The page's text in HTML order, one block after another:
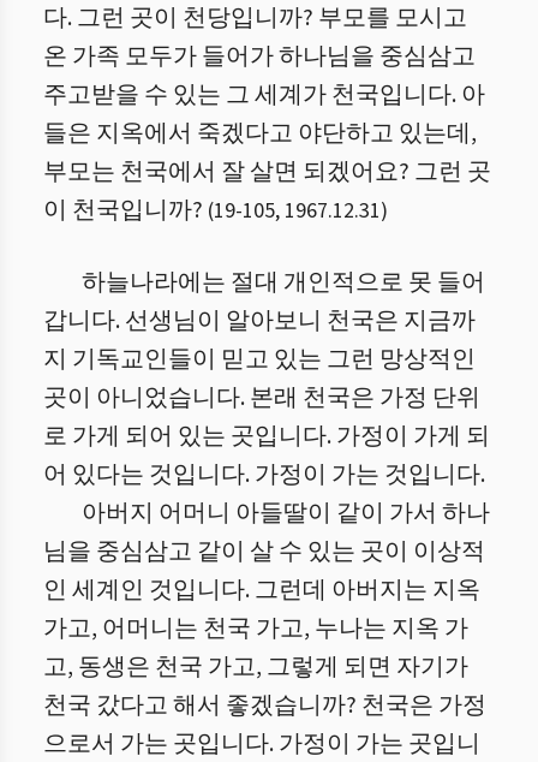
다. 그런 곳이 천당입니까? 부모를 모시고
온 가족 모두가 들어가 하나님을 중심삼고
주고받을 수 있는 그 세계가 천국입니다. 아
들은 지옥에서 죽겠다고 야단하고 있는데,
부모는 천국에서 잘 살면 되겠어요? 그런 곳
이 천국입니까? (19-105, 1967.12.31)
하늘나라에는 절대 개인적으로 못 들어
갑니다. 선생님이 알아보니 천국은 지금까
지 기독교인들이 믿고 있는 그런 망상적인
곳이 아니었습니다. 본래 천국은 가정 단위
로 가게 되어 있는 곳입니다. 가정이 가게 되
어 있다는 것입니다. 가정이 가는 것입니다.
아버지 어머니 아들딸이 같이 가서 하나
님을 중심삼고 같이 살 수 있는 곳이 이상적
인 세계인 것입니다. 그런데 아버지는 지옥
가고, 어머니는 천국 가고, 누나는 지옥 가
고, 동생은 천국 가고, 그렇게 되면 자기가
천국 갔다고 해서 좋겠습니까? 천국은 가정
으로서 가는 곳입니다. 가정이 가는 곳입니